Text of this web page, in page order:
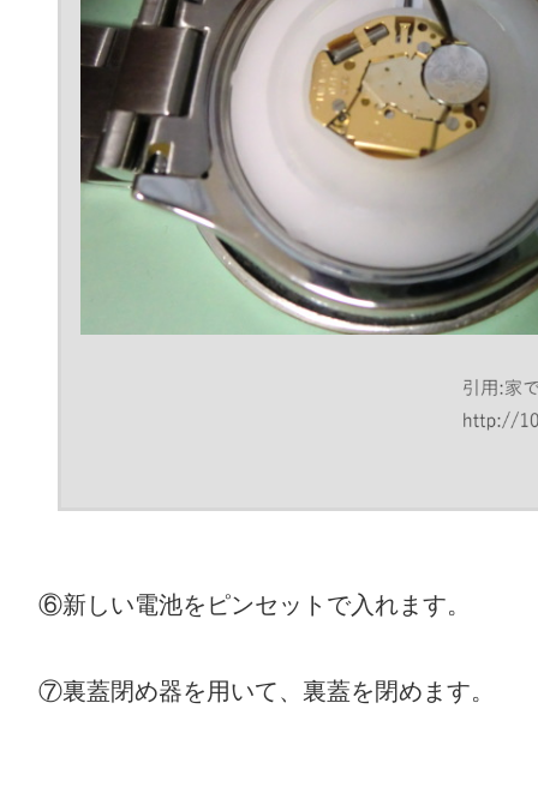
⑥新しい電池をピンセットで入れます。
⑦裏蓋閉め器を用いて、裏蓋を閉めます。